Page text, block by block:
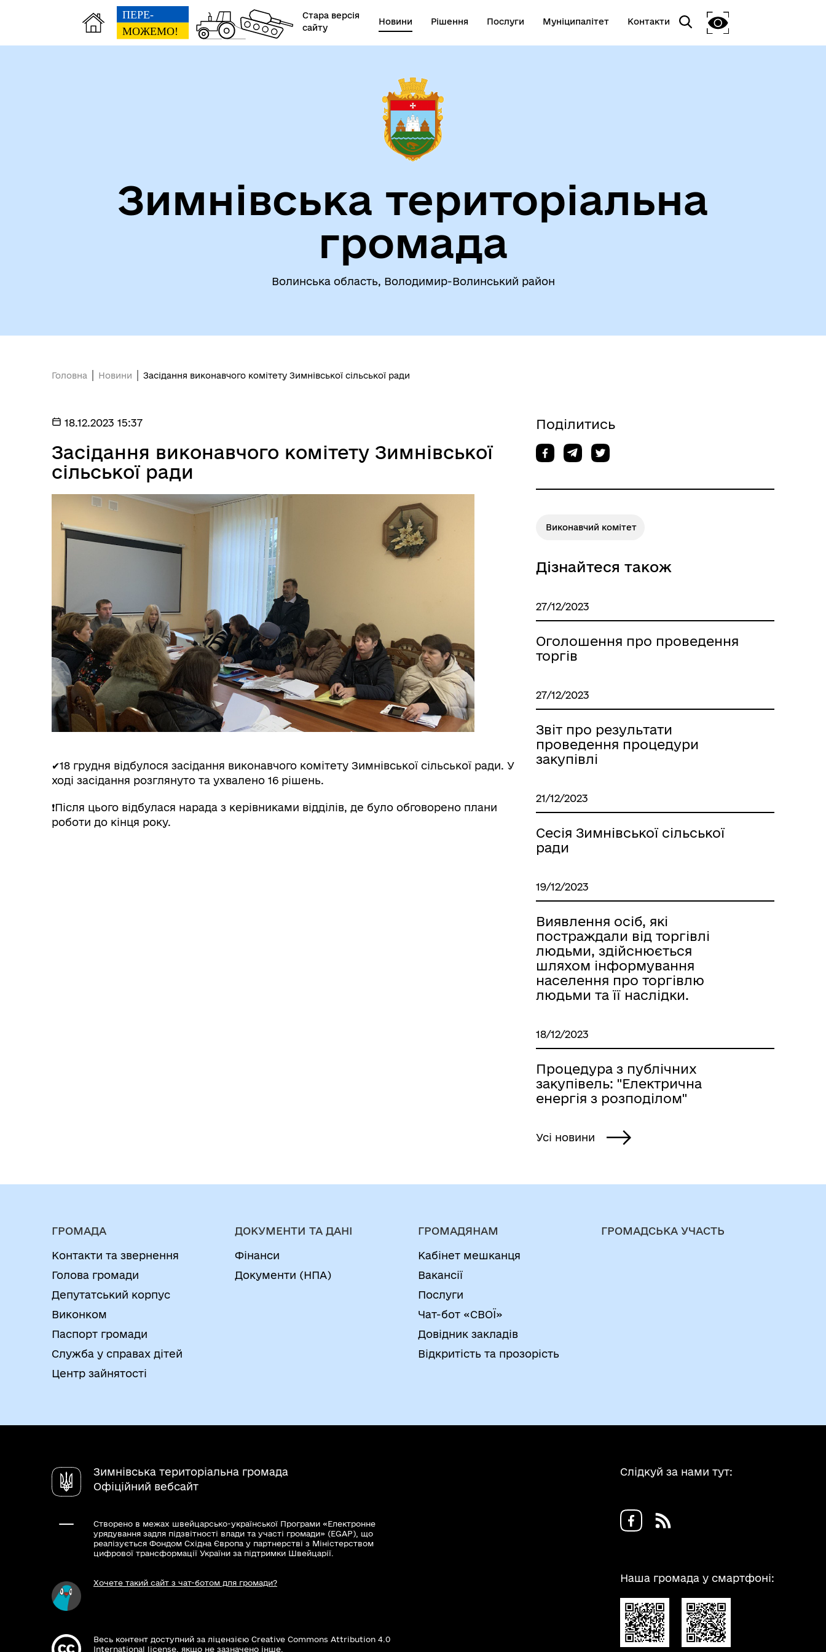
Стара версія
сайту
Новини Рішення Послуги Муніципалітет Контакти
Зимнівська територіальна
громада
Волинська область, Володимир-Волинський район
Головна Новини Засідання виконавчого комітету Зимнівської сільської ради
18.12.2023 15:37
Засідання виконавчого комітету Зимнівської
сільської ради
✔18 грудня відбулося засідання виконавчого комітету Зимнівської сільської ради. У
ході засідання розглянуто та ухвалено 16 рішень.
❗Після цього відбулася нарада з керівниками відділів, де було обговорено плани
роботи до кінця року.
Поділитись
Виконавчий комітет
Дізнайтеся також
27/12/2023
Оголошення про проведення
торгів
27/12/2023
Звіт про результати
проведення процедури
закупівлі
21/12/2023
Сесія Зимнівської сільської
ради
19/12/2023
Виявлення осіб, які
постраждали від торгівлі
людьми, здійснюється
шляхом інформування
населення про торгівлю
людьми та її наслідки.
18/12/2023
Процедура з публічних
закупівель: "Електрична
енергія з розподілом"
Усі новини
ГРОМАДА
Контакти та звернення
Голова громади
Депутатський корпус
Виконком
Паспорт громади
Служба у справах дітей
Центр зайнятості
ДОКУМЕНТИ ТА ДАНІ
Фінанси
Документи (НПА)
ГРОМАДЯНАМ
Кабінет мешканця
Вакансії
Послуги
Чат-бот «СВОЇ»
Довідник закладів
Відкритість та прозорість
ГРОМАДСЬКА УЧАСТЬ
Зимнівська територіальна громада
Офіційний вебсайт
Створено в межах швейцарсько-української Програми «Електронне
урядування задля підзвітності влади та участі громади» (EGAP), що
реалізується Фондом Східна Європа у партнерстві з Міністерством
цифрової трансформації України за підтримки Швейцарії.
Хочете такий сайт з чат-ботом для громади?
Весь контент доступний за ліцензією Creative Commons Attribution 4.0
International license, якщо не зазначено інше.
Слідкуй за нами тут:
Наша громада у смартфоні: